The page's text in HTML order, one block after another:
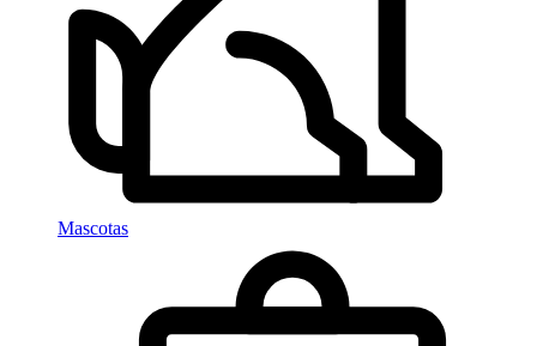
Mascotas